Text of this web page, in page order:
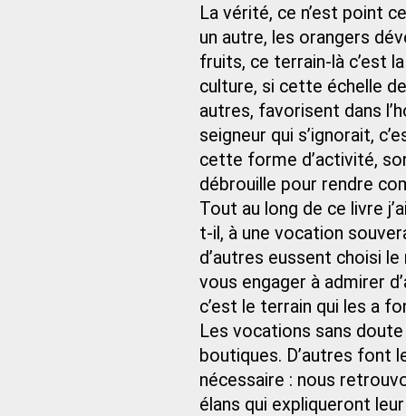
La vérité, ce n’est point
un autre, les orangers
fruits, ce terrain-là c’est
culture, si cette échelle
autres, favorisent dans
seigneur qui s’ignorait,
cette forme d’activité,
débrouille pour rendre
Tout au long de ce livre
t-il, à une vocation
d’autres eussent choisi
vous engager à admirer
c’est le terrain qui les a
Les vocations sans
boutiques. D’autres font
nécessaire : nous
élans qui expliqueront